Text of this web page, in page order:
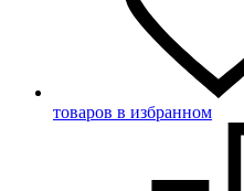
товаров в избранном